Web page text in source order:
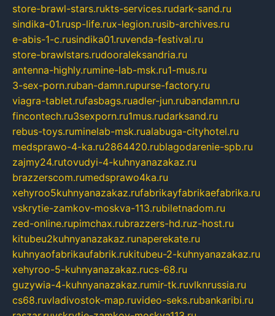
store-brawl-stars.rukts-services.rudark-sand.ru
sindika-01.rusp-life.rux-legion.rusib-archives.ru
e-abis-1-c.rusindika01.ruvenda-festival.ru
store-brawlstars.rudooraleksandria.ru
antenna-highly.rumine-lab-msk.ru1-mus.ru
3-sex-porn.ruban-damn.rupurse-factory.ru
viagra-tablet.rufasbags.ruadler-jun.rubandamn.ru
fincontech.ru3sexporn.ru1mus.rudarksand.ru
rebus-toys.ruminelab-msk.rualabuga-cityhotel.ru
medsprawo-4-ka.ru2864420.rublagodarenie-spb.ru
zajmy24.rutovudyi-4-kuhnyanazakaz.ru
brazzerscom.rumedsprawo4ka.ru
xehyroo5kuhnyanazakaz.rufabrikayfabrikaefabrika.ru
vskrytie-zamkov-moskva-113.rubiletnadom.ru
zed-online.rupimchax.rubrazzers-hd.ruz-host.ru
kitubeu2kuhnyanazakaz.runaperekate.ru
kuhnyaofabrikaufabrik.rukitubeu-2-kuhnyanazakaz.ru
xehyroo-5-kuhnyanazakaz.rucs-68.ru
guzywia-4-kuhnyanazakaz.rumir-tk.ruvlknrussia.ru
cs68.ruvladivostok-map.ruvideo-seks.rubankaribi.ru